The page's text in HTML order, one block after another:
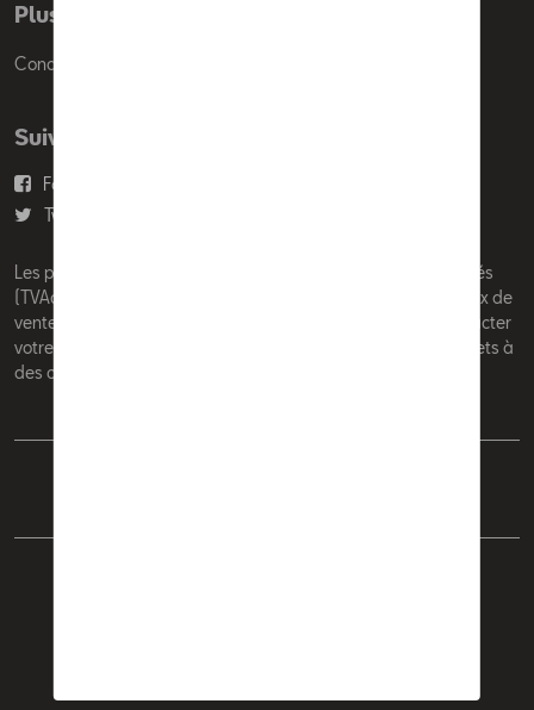
Plus d'informations
Conditions de vente
Suivez nous
Facebook
Twitter
Les prix affichés sur le présent site sont des prix recommandés
(TVAc), hors éventuels frais de montage. Pour connaitre le prix de
vente actuel et les éventuels frais de montage, veuillez contacter
votre concessionnaire/agent. Les prix recommandés sont sujets à
des changements sans préavis.